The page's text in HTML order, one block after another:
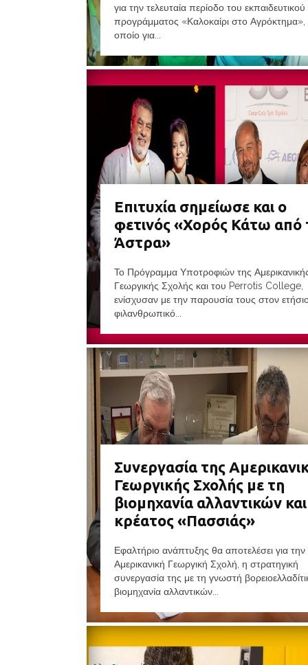
για την τελευταία περίοδο του εκπαιδευτικού
προγράμματος «Καλοκαίρι στο Αγρόκτημα»,
οποίο για...
Επιτυχία σημείωσε και ο
φετινός «Χορός Κάτω από
Άστρα»
Το Πρόγραμμα Υποτροφιών της
Γεωργικής Σχολής και του Perrotis College,
ενίσχυσαν με την παρουσία τους στον
φιλανθρωπικό...
Συνεργασία της
Γεωργικής Σχολής με τη
βιομηχανία αλλαντικών και
κρέατος «Πασσιάς»
Εφαλτήριο ανάπτυξης θα αποτελέσει για την
Αμερικανική Γεωργική Σχολή, η στρατηγική
συνεργασία της με τη γνωστή
βιομηχανία αλλαντικών...